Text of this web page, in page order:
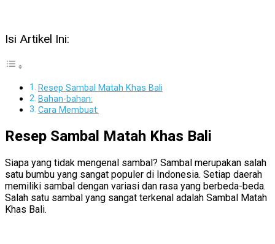
Isi Artikel Ini:
Resep Sambal Matah Khas Bali
Bahan-bahan:
Cara Membuat:
Resep Sambal Matah Khas Bali
Siapa yang tidak mengenal sambal? Sambal merupakan salah
satu bumbu yang sangat populer di Indonesia. Setiap daerah
memiliki sambal dengan variasi dan rasa yang berbeda-beda.
Salah satu sambal yang sangat terkenal adalah Sambal Matah
Khas Bali.